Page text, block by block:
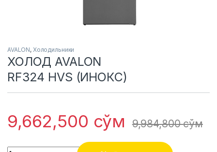
AVALON, Холодильники
ХОЛОД AVALON
RF324 HVS (ИНОКС)
9,662,500 сўм 9,984,800сўм